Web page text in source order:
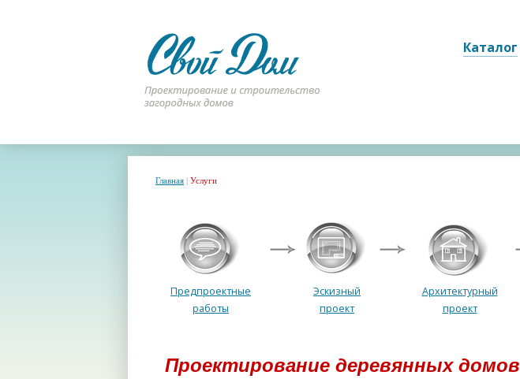
Каталог
Главная | Услуги
Предпроектные
работы
Эскизный
проект
Архитектурный
проект
Проектирование деревянных домов